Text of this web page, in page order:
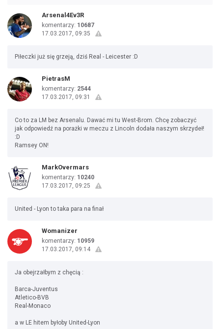
Arsenal4Ev3R
komentarzy: 10687
17.03.2017, 09:35
Piłeczki już się grzeją, dziś Real - Leicester :D
PietrasM
komentarzy: 2544
17.03.2017, 09:31
Co to za LM bez Arsenalu. Dawać mi tu West-Brom. Chcę zobaczyć
jak odpowiedź na porażki w meczu z Lincoln dodała naszym skrzydeł!
:D
Ramsey ON!
MarkOvermars
komentarzy: 10240
17.03.2017, 09:25
United - Lyon to taka para na finał
Womanizer
komentarzy: 10959
17.03.2017, 09:14
Ja obejrzałbym z chęcią :
Barca-Juventus
Atletico-BVB
Real-Monaco
a w LE hitem byłoby United-Lyon